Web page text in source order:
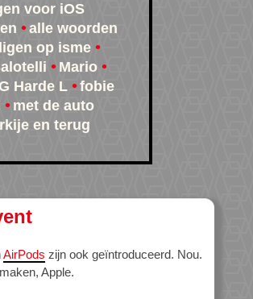
voor iOS
alle woorden
op isme
Mario
Harde L
fobie
met de auto
en terug
AirPods zijn ook geïntroduceerd. Nou.
Apple.